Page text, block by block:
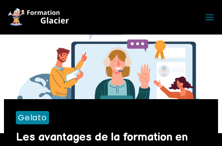
content
Gelato
Les avantages de la formation en